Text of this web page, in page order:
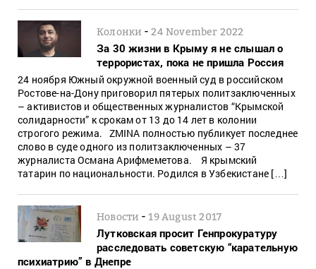
Колонки -24 November 2022
За 30 жизни в Крыму я не слышал о
террористах, пока не пришла Россия
24 ноября Южный окружной военный суд в российском
Ростове-на-Дону приговорил пятерых политзаключенных
– активистов и общественных журналистов “Крымской
солидарности” к срокам от 13 до 14 лет в колонии
строгого режима. ZMINA полностью публикует последнее
слово в суде одного из политзаключенных – 37
журналиста Османа Арифмеметова. Я крымский
татарин по национальности. Родился в Узбекистане […]
Новости -19 August 2017
Лутковская просит Генпрокуратуру
расследовать советскую “карательную
психиатрию” в Днепре